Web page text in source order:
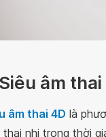
âm
âm thai 4D là
thai nhi trong thời